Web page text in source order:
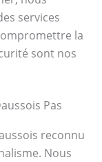
services
la
sont nos
Pas
reconnu
Nous